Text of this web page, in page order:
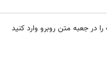
در جعبه متن روبرو وارد کنید